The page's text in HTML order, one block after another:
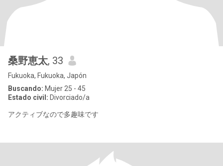
桑野恵太, 33
Fukuoka, Fukuoka, Japón
Buscando: Mujer 25 - 45
Estado civil: Divorciado/a
アクティブなので多趣味です